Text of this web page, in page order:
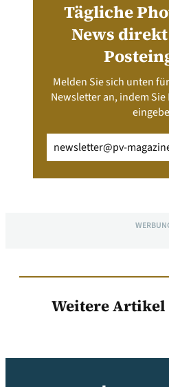
Tägliche
News
Melden Sie sich unten
Newsletter an, indem
(erforderlich)
Weitere Artikel